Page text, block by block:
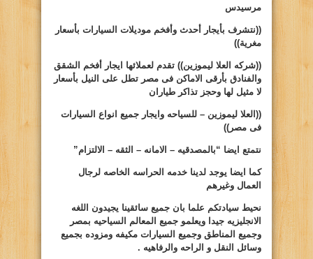
مرسيدس
((نتشرف بأيجار أحدث وأفخم موديلات السيارات بأسعار
مغرية))
((شركه العلا ليموزين)) تقدم لعملائها ايجار أفخم الشقق
والفنادق بأرقى الاماكن فى مصر تطل على النيل بأسعار
لا مثيل لها وحجز تذاكر طياران
(( العلا ليموزين – للسياحه وايجار جميع انواع السيارات
فى مصر))
نتمتع ايضا “بالمصدقيه – الامانه – الثقه – الالتزام”
كما ايضا يوجد لدينا خدمه الحراسه الخاصه لرجال
العمال وغيرهم
نحيط سيادتكم علما بان جميع سائقينا يجيدون اللغه
الانجليزيه جيدا ويعلمو جميع المعالم السياحيه بمصر
وجميع المناطق وجميع السيارات مكيفه ومزوده بجميع
وسائل النقل و الراحه والرفاهيه .